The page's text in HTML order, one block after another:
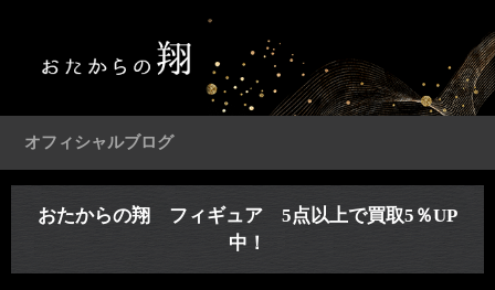
オフィシャルブログ
おたからの翔 フィギュア 5点以上で買取5％UP
中！